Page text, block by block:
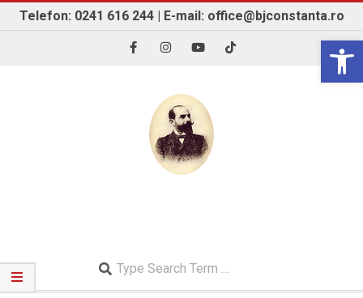
SkipTelefon: 0241 616 244 | E-mail: office@bjconstanta.ro
Search